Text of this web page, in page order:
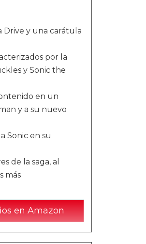
Drive y una carátula
por la
y Sonic the
en un
y a su nuevo
Sonic en su
de la saga, al
más
en Amazon